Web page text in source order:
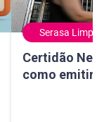
banco? Entenda
Serasa Limpa
Certidão
como emitir
Certidão